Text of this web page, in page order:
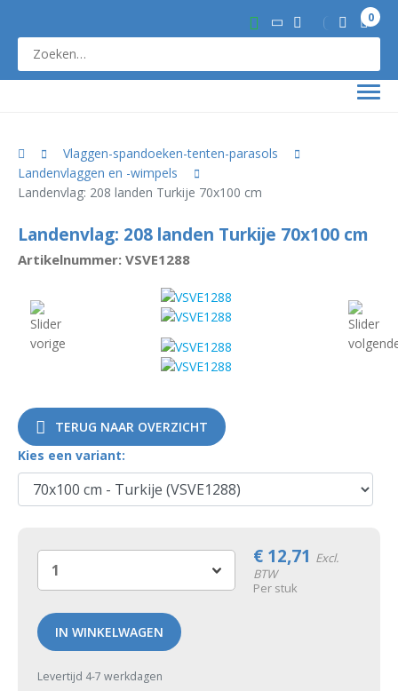
0
Vlaggen-spandoeken-tenten-parasols
Landenvlaggen en -wimpels
Landenvlag: 208 landen Turkije 70x100 cm
Landenvlag: 208 landen Turkije 70x100 cm
Artikelnummer: VSVE1288
TERUG NAAR OVERZICHT
Kies een variant:
€ 12,71 Excl.
BTW
Per stuk
IN WINKELWAGEN
Levertijd 4-7 werkdagen